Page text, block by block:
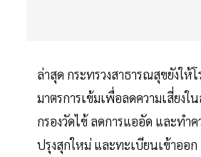
ล่าสุด กระทรวงสาธารณสุขยังให้
มาตรการเข้มเพื่อลดความเสี่ยง
กรองวัดไข้ ลดการแออัด และทำ
ปรุงสุกใหม่ และทะเบียนเข้าออ